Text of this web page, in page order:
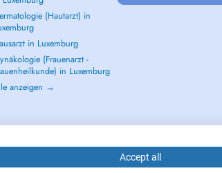
(Hautarzt) in
in Luxemburg
(Frauenarzt -
in Luxemburg
anzeigen →
Accept all